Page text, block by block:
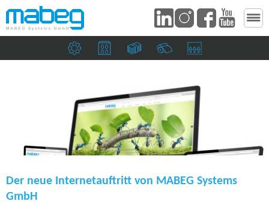
Maschinenbau­unternehmen
Druckereien & Verpackungsindustrie
Banknoten &PapierfabrikenSaugköpfe &
Der neue Internetauftritt von MABEG Systems
GmbH